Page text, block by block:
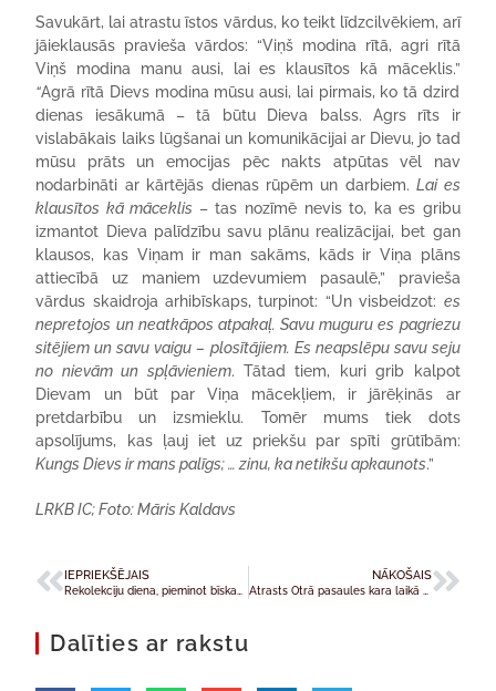
Savukārt, lai atrastu īstos vārdus, ko teikt līdzcilvēkiem, arī
jāieklausās pravieša vārdos: “Viņš modina rītā, agri rītā
Viņš modina manu ausi, lai es klausītos kā māceklis.”
“Agrā rītā Dievs modina mūsu ausi, lai pirmais, ko tā dzird
dienas iesākumā – tā būtu Dieva balss. Agrs rīts ir
vislabākais laiks lūgšanai un komunikācijai ar Dievu, jo tad
mūsu prāts un emocijas pēc nakts atpūtas vēl nav
nodarbināti ar kārtējās dienas rūpēm un darbiem.Lai es
klausītos kā māceklis – tas nozīmē nevis to, ka es gribu
izmantot Dieva palīdzību savu plānu realizācijai, bet gan
klausos, kas Viņam ir man sakāms, kāds ir Viņa plāns
attiecībā uz maniem uzdevumiem pasaulē,” pravieša
vārdus skaidroja arhibīskaps, turpinot: “Un visbeidzot: es
nepretojos un neatkāpos atpakaļ. Savu muguru es pagriezu
sitējiem un savu vaigu – plosītājiem. Es neapslēpu savu seju
no nievām un spļāvieniem. Tātad tiem, kuri grib kalpot
Dievam un būt par Viņa mācekļiem, ir jārēķinās ar
pretdarbību un izsmieklu. Tomēr mums tiek dots
apsolījums, kas ļauj iet uz priekšu par spīti grūtībām:
Kungs Dievs ir mans palīgs; … zinu, ka netikšu apkaunots.”
LRKB IC; Foto: Māris Kaldavs
IEPRIEKŠĒJAIS NĀKOŠAIS
Dalīties ar rakstu